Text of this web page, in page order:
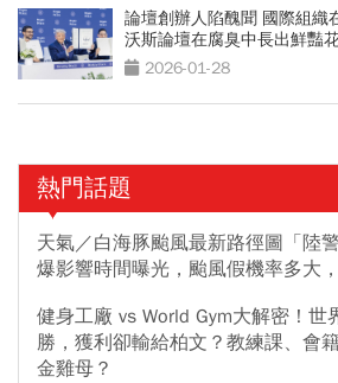
論壇創辦人陷醜聞 國際組
沃斯論壇在腐臭中長出鮮豔
2026-01-28
熱門話題
天氣／白海豚颱風最新路徑圖「陸
爆影響時間曝光，颱風假機率多大
健身工廠 vs World Gym大解密！世
勝，獲利卻輸給柏文？教練課、會
金雞母？